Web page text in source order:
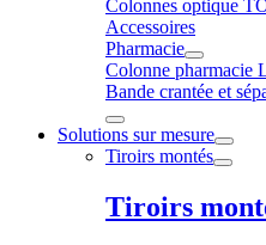
Colonnes optique
Accessoires
Pharmacie
Colonne pharmacie
Bande crantée et
Solutions sur mesure
Tiroirs montés
Tiroirs